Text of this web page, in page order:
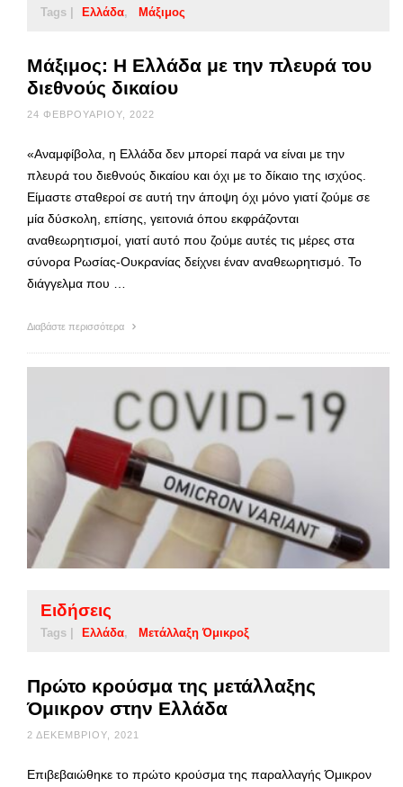
Tags | Ελλάδα Μάξιμος
Μάξιμος: Η Ελλάδα με την πλευρά του
διεθνούς δικαίου
24 ΦΕΒΡΟΥΑΡΊΟΥ, 2022
«Αναμφίβολα, η Ελλάδα δεν μπορεί παρά να είναι με την
πλευρά του διεθνούς δικαίου και όχι με το δίκαιο της ισχύος.
Είμαστε σταθεροί σε αυτή την άποψη όχι μόνο γιατί ζούμε σε
μία δύσκολη, επίσης, γειτονιά όπου εκφράζονται
αναθεωρητισμοί, γιατί αυτό που ζούμε αυτές τις μέρες στα
σύνορα Ρωσίας-Ουκρανίας δείχνει έναν αναθεωρητισμό. Το
διάγγελμα που …
Διαβάστε περισσότερα
Ειδήσεις
Tags | Ελλάδα Μετάλλαξη Όμικροξ
Πρώτο κρούσμα της μετάλλαξης
Όμικρον στην Ελλάδα
2 ΔΕΚΕΜΒΡΊΟΥ, 2021
Επιβεβαιώθηκε το πρώτο κρούσμα της παραλλαγής Όμικρον